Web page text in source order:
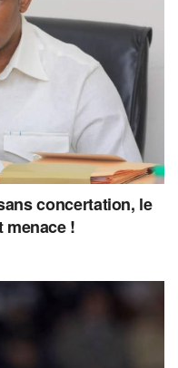
concertation, le
menace !